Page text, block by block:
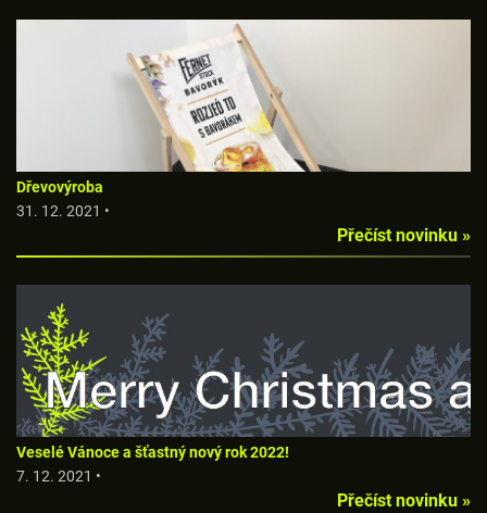
Dřevovýroba
31. 12. 2021 •
Přečíst novinku »
Veselé Vánoce a šťastný nový rok 2022!
7. 12. 2021 •
Přečíst novinku »